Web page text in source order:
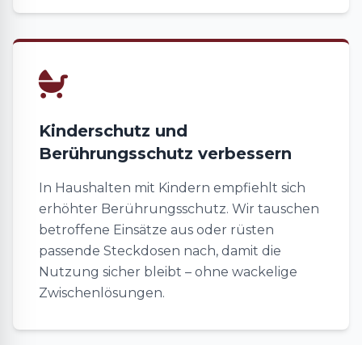
Kinderschutz und
Berührungsschutz verbessern
In Haushalten mit Kindern empfiehlt sich
erhöhter Berührungsschutz. Wir tauschen
betroffene Einsätze aus oder rüsten
passende Steckdosen nach, damit die
Nutzung sicher bleibt – ohne wackelige
Zwischenlösungen.